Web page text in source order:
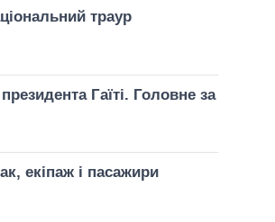
траур
Гаїті. Головне за
екіпаж і пасажири